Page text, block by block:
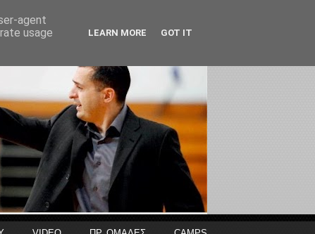
agent
usage
LEARN MORE GOT IT